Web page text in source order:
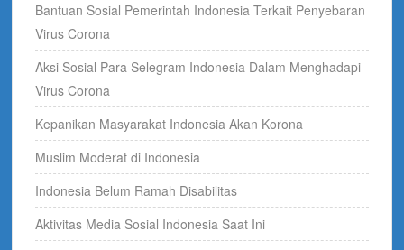
Bantuan Sosial Pemerintah Indonesia Terkait Penyebaran
Virus Corona
Aksi Sosial Para Selegram Indonesia Dalam Menghadapi
Virus Corona
Kepanikan Masyarakat Indonesia Akan Korona
Muslim Moderat di Indonesia
Indonesia Belum Ramah Disabilitas
Aktivitas Media Sosial Indonesia Saat Ini